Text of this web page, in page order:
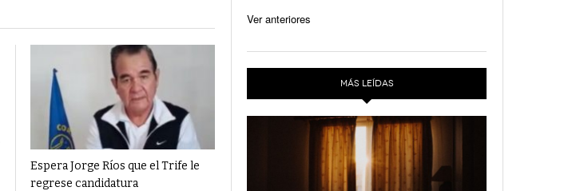
Espera Jorge Ríos que el Trife le
regrese candidatura
Ver anteriores
MÁS LEÍDAS